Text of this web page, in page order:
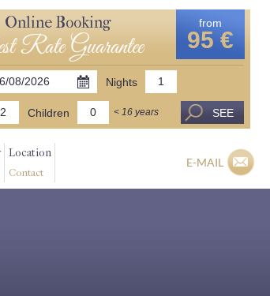
Online Booking
Rate Guarantee
from
95 €
Nights
Children < 16 years SEE
Location
Contact
E-MAIL